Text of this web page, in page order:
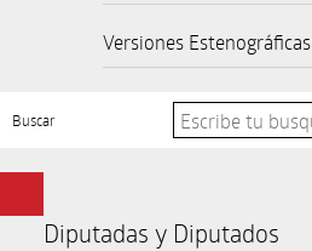
Versiones Estenográficas
Buscar
Diputadas y Diputados